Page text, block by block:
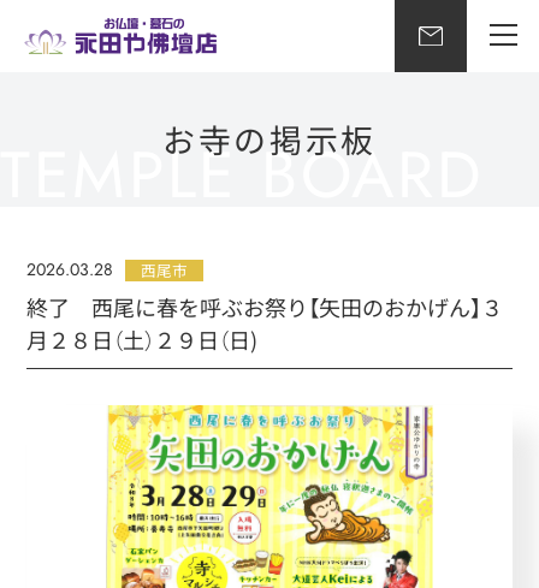
お寺の掲示板
2026.03.28 西尾市
終了 西尾に春を呼ぶお祭り【矢田のおかげん】３
月２８日（土）２９日（日)